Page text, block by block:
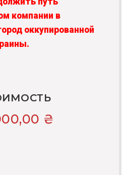
компании в
оккупированной
₴